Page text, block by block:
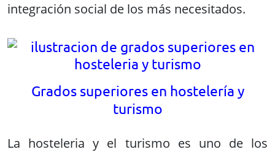
integración social de los más necesitados.
Grados superiores en hostelería y
turismo
La hosteleria y el turismo es uno de los